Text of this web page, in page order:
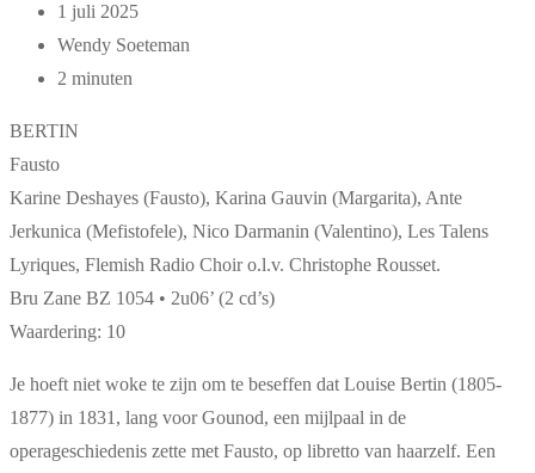
1 juli 2025
Wendy Soeteman
2 minuten
BERTIN
Fausto
Karine Deshayes (Fausto), Karina Gauvin (Margarita), Ante
Jerkunica (Mefistofele), Nico Darmanin (Valentino), Les Talens
Lyriques, Flemish Radio Choir o.l.v. Christophe Rousset.
Bru Zane BZ 1054 • 2u06’ (2 cd’s)
Waardering: 10
Je hoeft niet woke te zijn om te beseffen dat Louise Bertin (1805-
1877) in 1831, lang voor Gounod, een mijlpaal in de
operageschiedenis zette met Fausto, op libretto van haarzelf. Een